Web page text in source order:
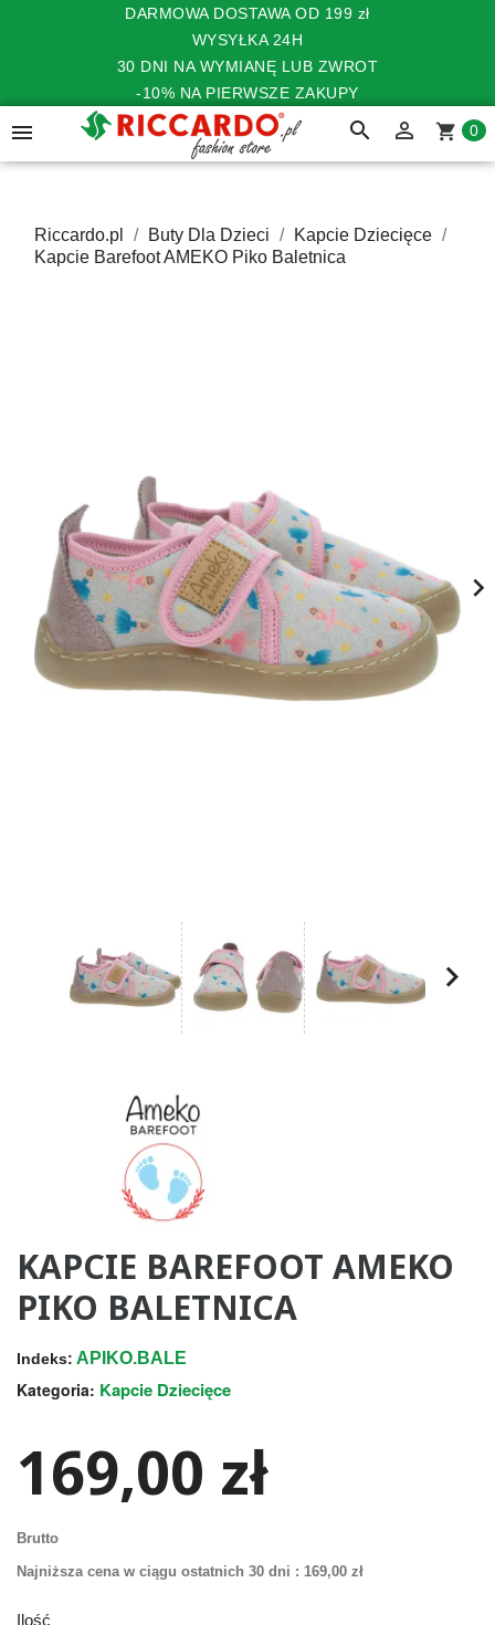
DARMOWA DOSTAWA OD 199 zł
WYSYŁKA 24H
30 DNI NA WYMIANĘ LUB ZWROT
-10% NA PIERWSZE ZAKUPY
 search  shopping_cart 0
Riccardo.pl Buty Dla Dzieci
Kapcie Dziecięce
Kapcie Barefoot AMEKO Piko Baletnica

KAPCIE BAREFOOT AMEKO
PIKO BALETNICA
Indeks: APIKO.BALE
Kategoria: Kapcie Dziecięce
169,00 zł
Brutto
Najniższa cena w ciągu ostatnich 30 dni : 169,00 zł
Ilość